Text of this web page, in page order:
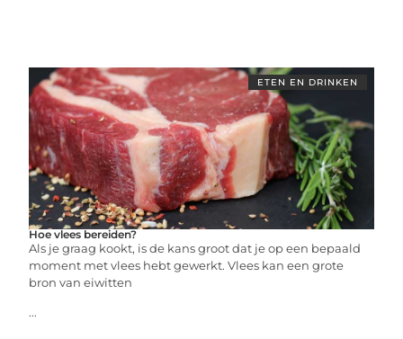
ETEN EN DRINKEN
Hoe vlees bereiden?
Als je graag kookt, is de kans groot dat je op een bepaald
moment met vlees hebt gewerkt. Vlees kan een grote
bron van eiwitten
...